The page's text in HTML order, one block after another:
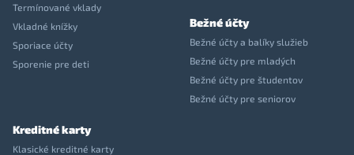
Termínované vklady
Vkladné knížky
Sporiace účty
Sporenie pre deti
Bežné účty
Bežné účty a balíky služieb
Bežné účty pre mladých
Bežné účty pre študentov
Bežné účty pre seniorov
Kreditné karty
Klasické kreditné karty